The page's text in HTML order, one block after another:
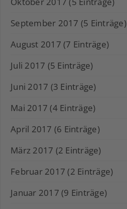
September 2017 (5 Einträge)
August 2017 (7 Einträge)
Juli 2017 (5 Einträge)
Juni 2017 (3 Einträge)
Mai 2017 (4 Einträge)
April 2017 (6 Einträge)
März 2017 (2 Einträge)
Februar 2017 (2 Einträge)
Januar 2017 (9 Einträge)